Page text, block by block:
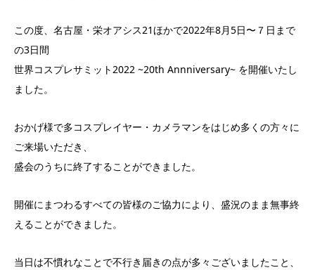
この度、名古屋・栄オアシス21ほかで2022年8月5日〜７日まで
の3日間
世界コスプレサミット2022 ~20th Annniversary~ を開催いたし
ました。
おかげ様で多コスプレイヤー・カメラマンをはじめ多くの方々に
ご来場いただき、
盛会のうちに終了することができました。
開催にまつわるすべての皆様のご協力により、盛況のまま無事終
えることができました。
当日は不慣れなことで不行き届きの点が多々ございましたこと、